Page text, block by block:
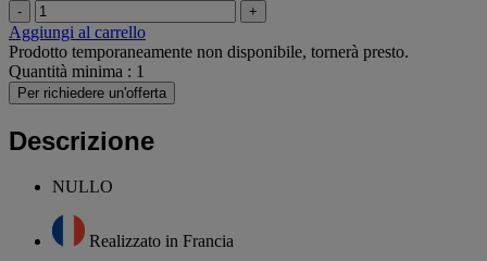
- +
Aggiungi al carrello
Prodotto temporaneamente non disponibile, tornerà presto.
Quantità minima : 1
Per richiedere un'offerta
Descrizione
NULLO
Realizzato in Francia